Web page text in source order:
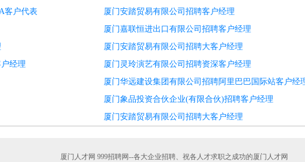
客户代表
厦门安踏贸易有限公司招聘客户经理
厦门嘉联恒进出口有限公司招聘客户经理
厦门安踏贸易有限公司招聘大客户经理
经理
厦门灵玲演艺有限公司招聘资深客户经理
厦门华远建设集团有限公司招聘阿里巴巴国际站客户经
厦门象品投资合伙企业(有限合伙)招聘客户经理
厦门安踏贸易有限公司招聘大客户经理
厦门人才网 999招聘网--各大企业招聘、祝各人才求职之成功的厦门人才网